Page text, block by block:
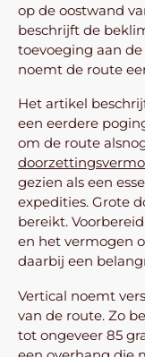
op de oostwand
beschrijft de
toevoeging aan
noemt de route
Het artikel
een eerdere
om de route
gezien als een
expedities. Grote
bereikt.
en het vermogen
daarbij een
Vertical noemt
van de route. Zo
tot ongeveer 85